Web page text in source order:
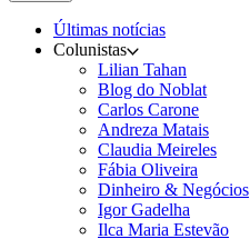
Últimas notícias
Colunistas
Lilian Tahan
Blog do Noblat
Carlos Carone
Andreza Matais
Claudia Meireles
Fábia Oliveira
Dinheiro & Negócios
Igor Gadelha
Ilca Maria Estevão